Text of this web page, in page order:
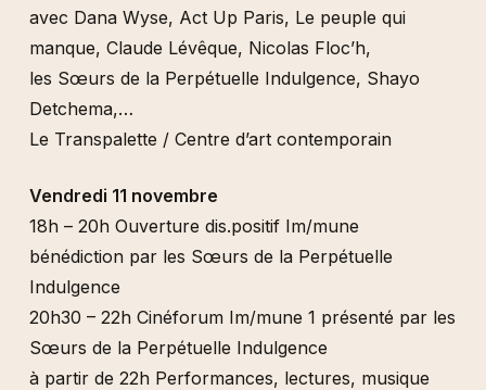
avec Dana Wyse, Act Up Paris, Le peuple qui
manque, Claude Lévêque, Nicolas Floc’h,
les Sœurs de la Perpétuelle Indulgence, Shayo
Detchema,…
Le Transpalette / Centre d’art contemporain
Vendredi 11 novembre
18h – 20h Ouverture dis.positif Im/mune
bénédiction par les Sœurs de la Perpétuelle
Indulgence
20h30 – 22h Cinéforum Im/mune 1 présenté par les
Sœurs de la Perpétuelle Indulgence
à partir de 22h Performances, lectures, musique